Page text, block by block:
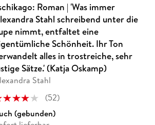
Roman | 'Was immer
Stahl schreibend unter die
nimmt, entfaltet eine
Schönheit. Ihr Ton
alles in trostreiche, sehr
Sätze.' (Katja Oskamp)
Stahl
(52)
(gebunden)